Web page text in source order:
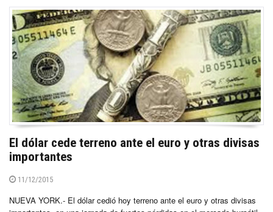
El dólar cede terreno ante el euro y otras divisas
importantes
11/12/2015
NUEVA YORK.- El dólar cedió hoy terreno ante el euro y otras divisas